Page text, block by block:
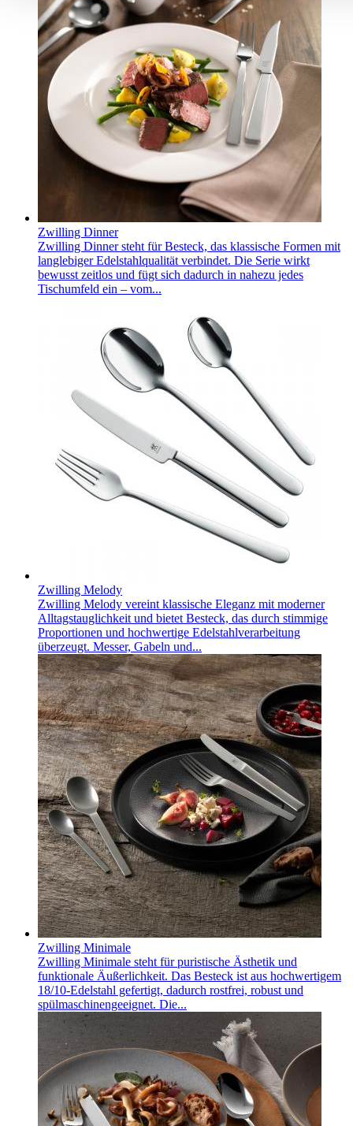
Zwilling Dinner
Zwilling Dinner steht für Besteck, das klassische Formen mit
langlebiger Edelstahlqualität verbindet. Die Serie wirkt
bewusst zeitlos und fügt sich dadurch in nahezu jedes
Tischumfeld ein – vom...
Zwilling Melody
Zwilling Melody vereint klassische Eleganz mit moderner
Alltagstauglichkeit und bietet Besteck, das durch stimmige
Proportionen und hochwertige Edelstahlverarbeitung
überzeugt. Messer, Gabeln und...
Zwilling Minimale
Zwilling Minimale steht für puristische Ästhetik und
funktionale Äußerlichkeit. Das Besteck ist aus hochwertigem
18/10-Edelstahl gefertigt, dadurch rostfrei, robust und
spülmaschinengeeignet. Die...